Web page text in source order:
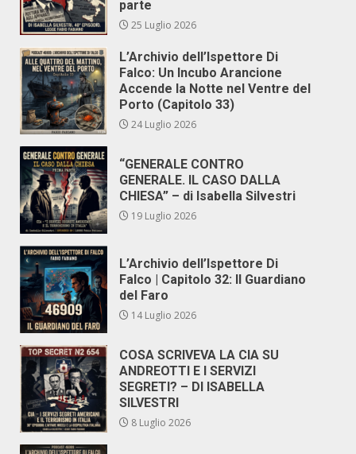
parte
25 Luglio 2026
L’Archivio dell’Ispettore Di
Falco: Un Incubo Arancione
Accende la Notte nel Ventre del
Porto (Capitolo 33)
24 Luglio 2026
“GENERALE CONTRO
GENERALE. IL CASO DALLA
CHIESA” – di Isabella Silvestri
19 Luglio 2026
L’Archivio dell’Ispettore Di
Falco | Capitolo 32: Il Guardiano
del Faro
14 Luglio 2026
COSA SCRIVEVA LA CIA SU
ANDREOTTI E I SERVIZI
SEGRETI? – DI ISABELLA
SILVESTRI
8 Luglio 2026